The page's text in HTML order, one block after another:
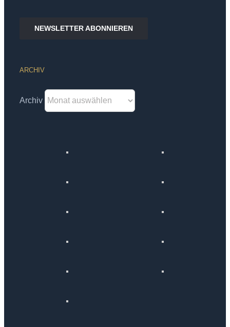
NEWSLETTER ABONNIEREN
ARCHIV
Archiv